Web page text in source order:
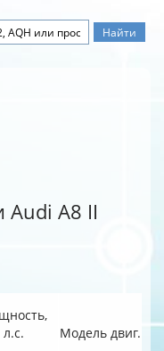
Audi A8 II
л.с.
Модель двиг.